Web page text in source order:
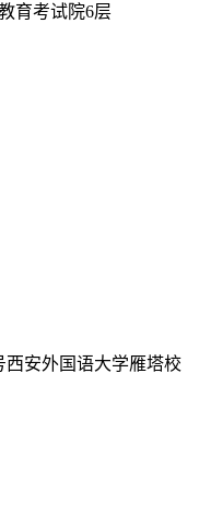
育考试院6层
西安外国语大学雁塔校